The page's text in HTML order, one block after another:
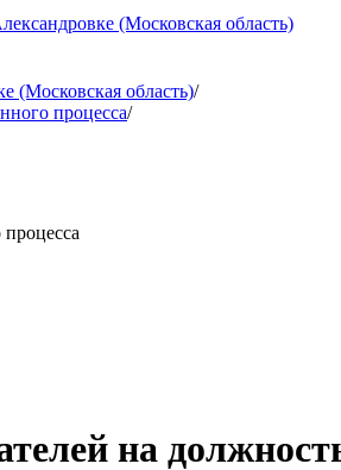
(Московская область)
(Московская область)/
процесса/
на